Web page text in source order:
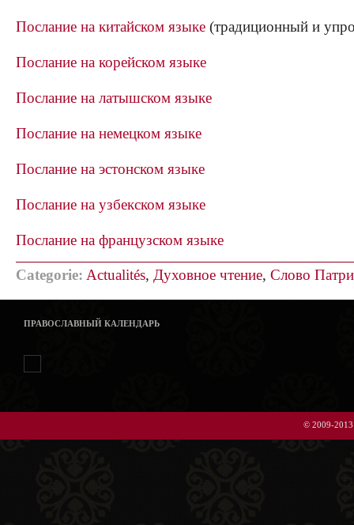
Послание на китайском языке (традиционный и
Послание на корейском языке
Послание на латышском языке
Послание на немецком языке
Послание на эстонском языке
Послание на узбекском языке
Послание на французском языке
Categorie: Actualités, Духовное чтение, Слово
ПРАВОСЛАВНЫЙ КАЛЕНДАРЬ
© 2009-2013